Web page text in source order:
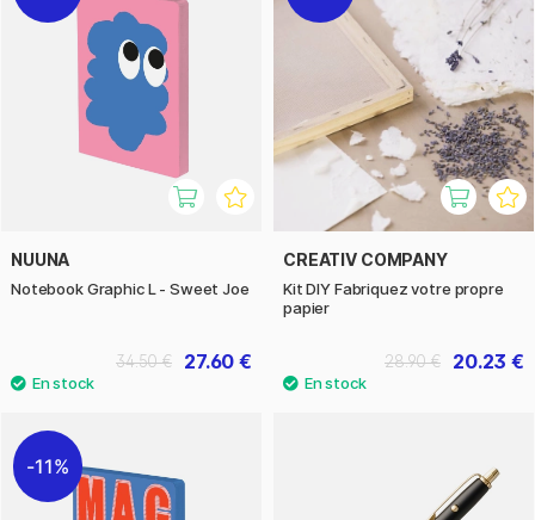
NUUNA
Notebook Graphic L - Sweet Joe
27.60 €
34.50 €
CREATIV COMPANY
Kit DIY Fabriquez votre propre
papier
20.23 €
28.90 €
11%